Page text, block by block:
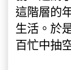
這階層的
生活。於
百忙中抽